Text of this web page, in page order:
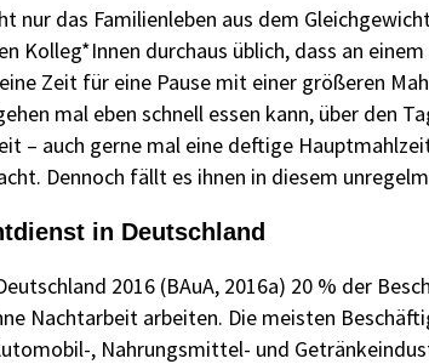
nur das Familienleben aus dem
Kolleg*Innen durchaus üblich, dass an
Zeit für eine Pause mit einer größeren
mal eben schnell essen kann, über den
– auch gerne mal eine deftige
Dennoch fällt es ihnen in diesem
in Deutschland
2016 (BAuA, 2016a) 20 % der
Nachtarbeit arbeiten. Die meisten
, Nahrungsmittel- und